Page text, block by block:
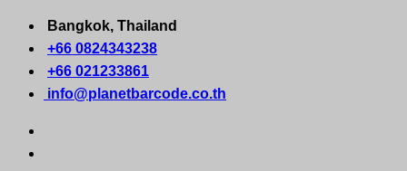
Skip
content
Bangkok, Thailand
+66 0824343238
+66 021233861
info@planetbarcode.co.th